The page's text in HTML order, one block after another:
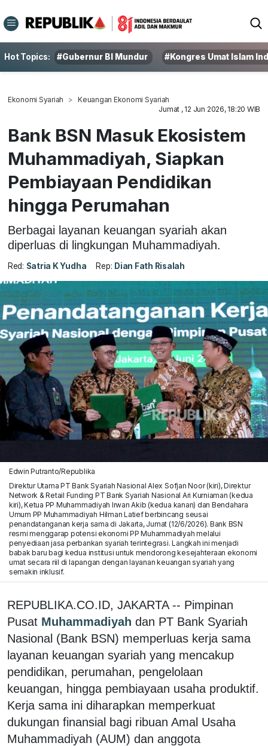
Hot Topics: #Gubernur BI Mundur #Kongres Umat Islam
Ekonomi Syariah
Keuangan Ekonomi Syariah
Jumat , 12 Jun 2026, 18:20 WIB
Bank BSN Masuk Ekosistem
Muhammadiyah, Siapkan
Pembiayaan Pendidikan
hingga Perumahan
Berbagai layanan keuangan syariah akan
diperluas di lingkungan Muhammadiyah.
Red: Satria K Yudha Rep: Dian Fath Risalah
Edwin Putranto/Republika
Direktur Utama PT Bank Syariah Nasional Alex Sofjan Noor (kiri), Direktur
Network & Retail Funding PT Bank Syariah Nasional Ari Kurniaman (kedua
kiri), Ketua PP Muhammadiyah Irwan Akib (kedua kanan) dan Bendahara
Umum PP Muhammadiyah Hilman Latief berbincang seusai
penandatanganan kerja sama di Jakarta, Jumat (12/6/2026). Bank BSN
resmi menggarap potensi ekonomi PP Muhammadiyah melalui
penyediaan jasa perbankan syariah terintegrasi. Langkah ini menjadi
babak baru bagi kedua institusi untuk mendorong kesejahteraan ekonomi
umat secara riil di lapangan dengan layanan keuangan syariah yang
semakin inklusif.
REPUBLIKA.CO.ID, JAKARTA -- Pimpinan
Pusat Muhammadiyah dan PT Bank Syariah
Nasional (Bank BSN) memperluas kerja sama
layanan keuangan syariah yang mencakup
pendidikan, perumahan, pengelolaan
keuangan, hingga pembiayaan usaha produktif.
Kerja sama ini diharapkan memperkuat
dukungan finansial bagi ribuan Amal Usaha
Muhammadiyah (AUM) dan anggota